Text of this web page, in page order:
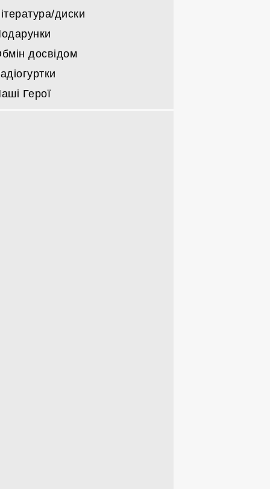
диски
досвідом
Герої